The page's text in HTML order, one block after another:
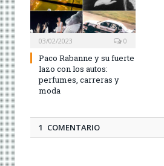
03/02/2023 0
Paco Rabanne y su fuerte
lazo con los autos:
perfumes, carreras y
moda
1 COMENTARIO